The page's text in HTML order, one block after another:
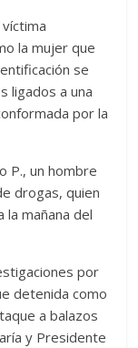
la mujer que
se
ligados a una
por la
P., un hombre
drogas, quien
la mañana del
por
detenida como
a balazos
y Presidente